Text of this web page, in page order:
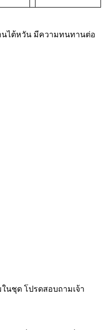
นไต้หวัน มีความทนทานต่อ
นชุด โปรดสอบถามเจ้า